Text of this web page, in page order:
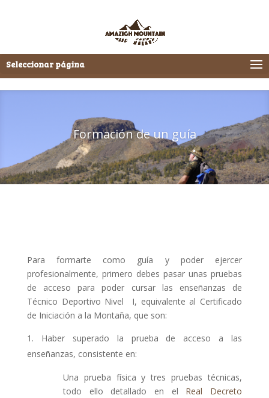
Seleccionar página
Formación de un guía
Para formarte como guía y poder ejercer
profesionalmente, primero debes pasar unas pruebas
de acceso para poder cursar las enseñanzas de
Técnico Deportivo Nivel I, equivalente al Certificado
de Iniciación a la Montaña, que son:
Haber superado la prueba de acceso a las
enseñanzas, consistente en:
Una prueba física y tres pruebas técnicas,
todo ello detallado en el Real Decreto